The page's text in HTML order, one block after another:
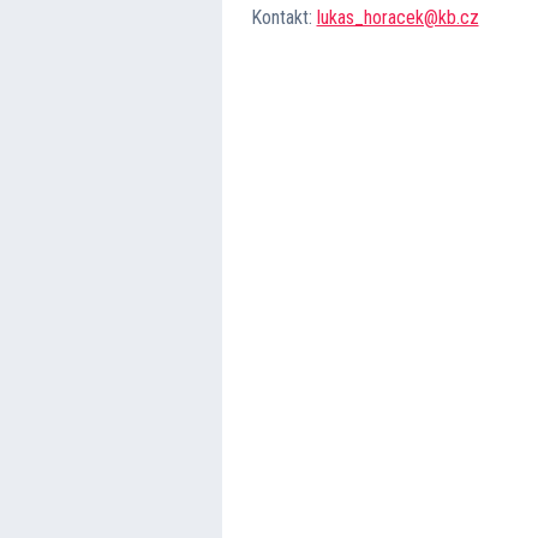
Kontakt: lukas_horacek@kb.cz